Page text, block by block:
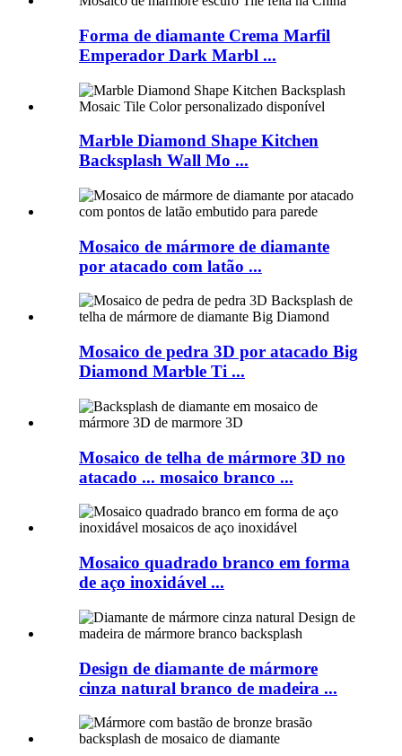
Forma de diamante Crema Marfil
Emperador Dark Marbl ...
Marble Diamond Shape Kitchen
Backsplash Wall Mo ...
Mosaico de mármore de diamante
por atacado com latão ...
Mosaico de pedra 3D por atacado Big
Diamond Marble Ti ...
Mosaico de telha de mármore 3D no
atacado ... mosaico branco ...
Mosaico quadrado branco em forma
de aço inoxidável ...
Design de diamante de mármore
cinza natural branco de madeira ...